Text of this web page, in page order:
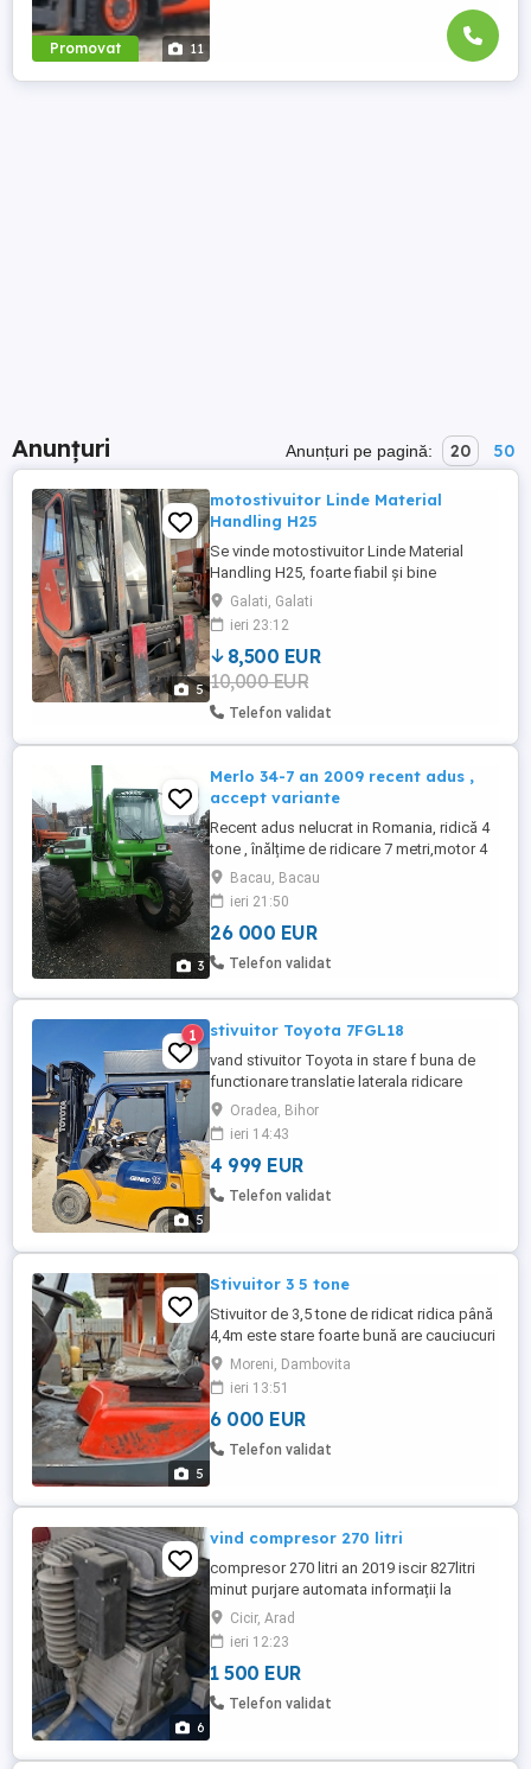
Promovat 11
Anunțuri Anunțuri pe pagină: 20 50
5
motostivuitor Linde Material
Handling H25
Se vinde motostivuitor Linde Material
Handling H25, foarte fiabil și bine
întreținut, ideal pentru depozite, logistică
sau activități industriale. Carte CNCIR cu
inspecții la zi cu expertiza efectuată -
ultima inspecție efectuată în 02.2026. Date
generale An fabricație: 1998 Capacitate
ridicare: ...
Galati, Galati
ieri 23:12
8,500 EUR
10,000 EUR
Telefon validat
3
Merlo 34-7 an 2009 recent adus ,
accept variante
Recent adus nelucrat in Romania, ridică 4
tone , înălțime de ridicare 7 metri,motor 4
cilindri,are cupa și furci paleți ,perfecta
stare de funcționare ofer proba la fața
locului, accept unele variante
Bacau, Bacau
ieri 21:50
26 000 EUR
Telefon validat
5
1 stivuitor Toyota 7FGL18
vand stivuitor Toyota in stare f buna de
functionare translatie laterala ridicare
libera triplex ridica la 5.5 m capacitate
1800 kg functioneaza pe benzina si gpl
Oradea, Bihor
ieri 14:43
4 999 EUR
Telefon validat
5
Stivuitor 3 5 tone
Stivuitor de 3,5 tone de ridicat ridica până
4,4m este stare foarte bună are cauciucuri
pline nu are curgere de ulei
Moreni, Dambovita
ieri 13:51
6 000 EUR
Telefon validat
6
vind compresor 270 litri
compresor 270 litri an 2019 iscir 827litri
minut purjare automata informații la
telefon
Cicir, Arad
ieri 12:23
1 500 EUR
Telefon validat